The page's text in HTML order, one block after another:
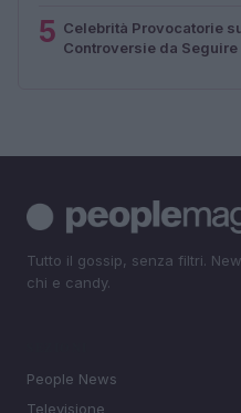
5 Celebrità Provocatorie
Controversie da Seguire
Tutto il gossip, senza filtri.
chi e candy.
People News
Televisione